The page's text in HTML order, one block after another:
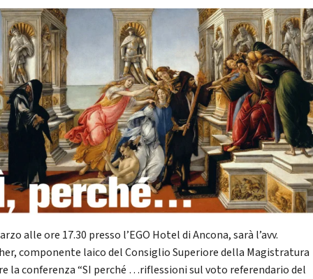
alle ore 17.30 presso l’EGO Hotel di Ancona, sarà l’avv.
componente laico del Consiglio Superiore della Magistratura
la conferenza “SI perché …riflessioni sul voto referendario del